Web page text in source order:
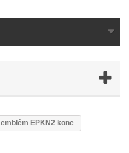
emblém EPKN2 kone